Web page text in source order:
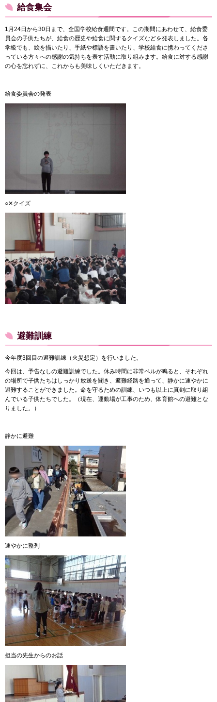
給食集会
1月24日から30日まで、全国学校給食週間です。この期間にあわせて、給食委
員会の子供たちが、給食の歴史や給食に関するクイズなどを発表しました。各
学級でも、絵を描いたり、手紙や標語を書いたり、学校給食に携わってくださ
っている方々への感謝の気持ちを表す活動に取り組みます。給食に対する感謝
の心を忘れずに、これからも美味しくいただきます。
給食委員会の発表
○✕クイズ
避難訓練
今年度3回目の避難訓練（火災想定）を行いました。
今回は、予告なしの避難訓練でした。休み時間に非常ベルが鳴ると、それぞれ
の場所で子供たちはしっかり放送を聞き、避難経路を通って、静かに速やかに
避難することができました。命を守るための訓練、いつも以上に真剣に取り組
んでいる子供たちでした。（現在、運動場が工事のため、体育館への避難とな
りました。）
静かに避難
速やかに整列
担当の先生からのお話